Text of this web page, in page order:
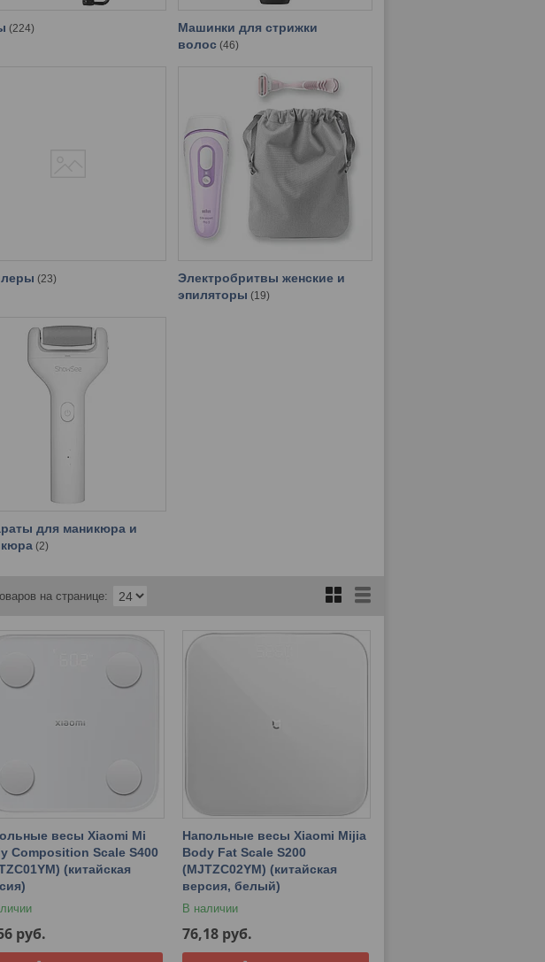
224
Машинки для стрижки
волос 46
23
Электробритвы женские и
эпиляторы 19
для маникюра и
2
весы Xiaomi Mi
Composition Scale S400
(китайская
руб.
Напольные весы Xiaomi Mijia
Body Fat Scale S200
(MJTZC02YM) (китайская
версия, белый)
В наличии
76,18 руб.